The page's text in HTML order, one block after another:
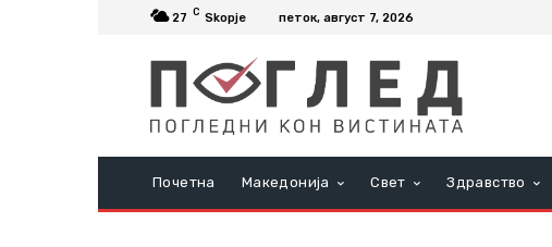
27 C Skopje петок, август 7, 2026
Почетна Македонија Свет Здравство